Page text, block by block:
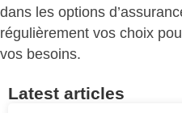
dans les options
régulièrement vos choix
vos besoins.
Latest articles